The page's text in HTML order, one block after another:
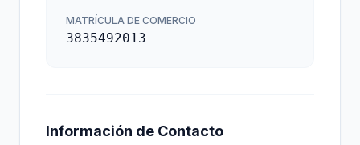
MATRÍCULA DE COMERCIO
3835492013
Información de Contacto